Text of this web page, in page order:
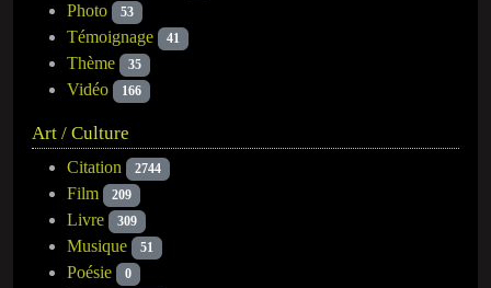
Photo 53
Témoignage 41
Thème 35
Vidéo 166
Art / Culture
Citation 2744
Film 209
Livre 309
Musique 51
Poésie 0